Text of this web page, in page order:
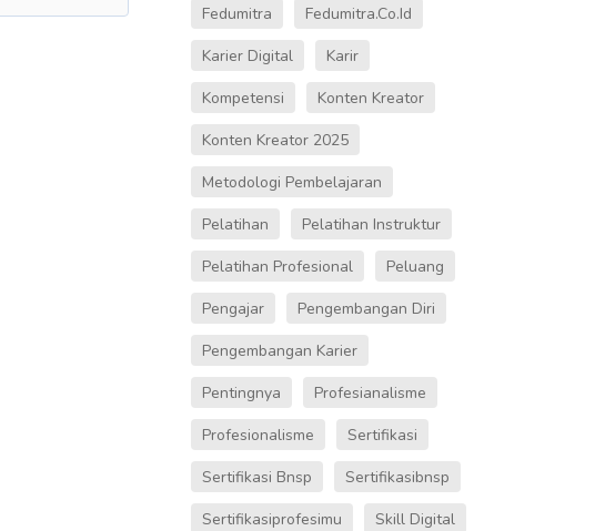
Fedumitra
Fedumitra.co.id
Karier Digital
Karir
Kompetensi
Konten Kreator
Konten Kreator 2025
Metodologi Pembelajaran
Pelatihan
Pelatihan Instruktur
Pelatihan Profesional
Peluang
Pengajar
Pengembangan Diri
Pengembangan Karier
Pentingnya
Profesianalisme
Profesionalisme
Sertifikasi
Sertifikasi Bnsp
Sertifikasibnsp
Sertifikasiprofesimu
Skill Digital